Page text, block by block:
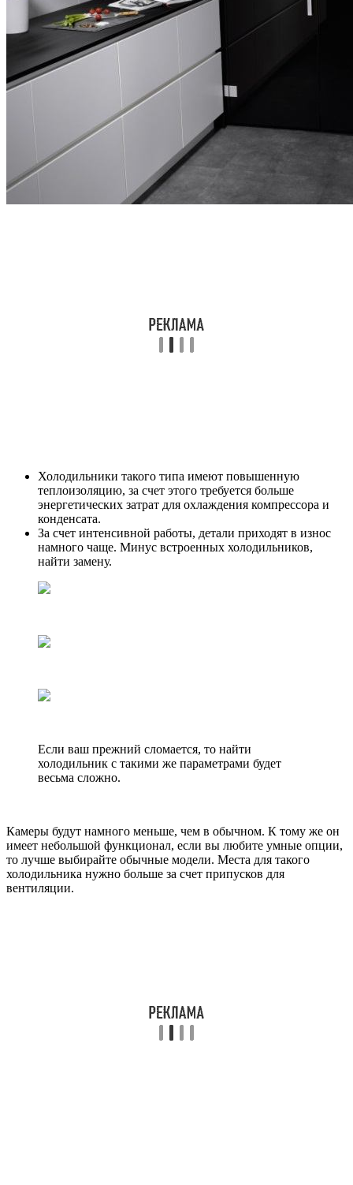
Холодильники такого типа имеют повышенную
теплоизоляцию, за счет этого требуется больше
энергетических затрат для охлаждения компрессора и
конденсата.
За счет интенсивной работы, детали приходят в износ
намного чаще. Минус встроенных холодильников,
найти замену.
Если ваш прежний сломается, то найти
холодильник с такими же параметрами будет
весьма сложно.
Камеры будут намного меньше, чем в обычном. К тому же он
имеет небольшой функционал, если вы любите умные опции,
то лучше выбирайте обычные модели. Места для такого
холодильника нужно больше за счет припусков для
вентиляции.